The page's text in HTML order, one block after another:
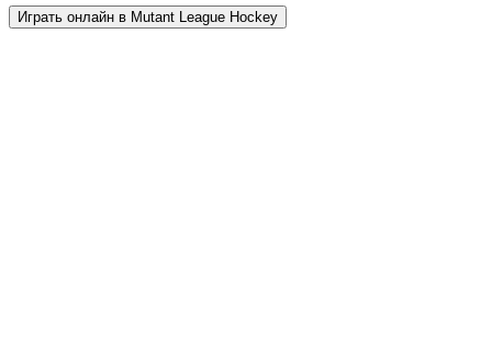
Играть онлайн в Mutant League Hockey